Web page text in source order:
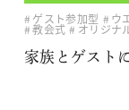
ゲスト参加型
ウ
教会式 オリジナ
家族とゲスト